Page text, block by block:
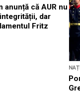
anunță că AUR nu
dar
Fritz